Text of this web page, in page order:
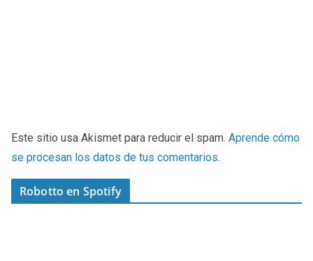
Este sitio usa Akismet para reducir el spam. Aprende cómo
se procesan los datos de tus comentarios.
Robotto en Spotify